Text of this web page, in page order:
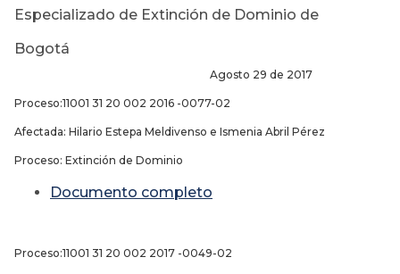
Especializado de Extinción de Dominio de
Bogotá
Agosto 29 de 2017
Proceso:11001 31 20 002 2016 -0077-02
Afectada: Hilario Estepa Meldivenso e Ismenia Abril Pérez
Proceso: Extinción de Dominio
Documento completo
Proceso:11001 31 20 002 2017 -0049-02